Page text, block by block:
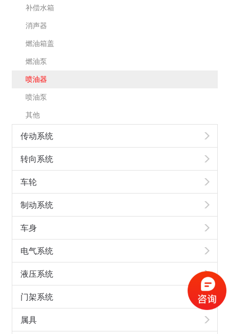
补偿水箱
消声器
燃油箱盖
燃油泵
喷油器
喷油泵
其他
传动系统
转向系统
车轮
制动系统
车身
电气系统
液压系统
门架系统
属具